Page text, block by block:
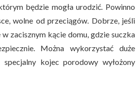
będzie mogła urodzić. Powinno
wolne od przeciągów. Dobrze, jeśli
zacisznym kącie domu, gdzie suczka
Można wykorzystać duże
kojec porodowy wyłożony